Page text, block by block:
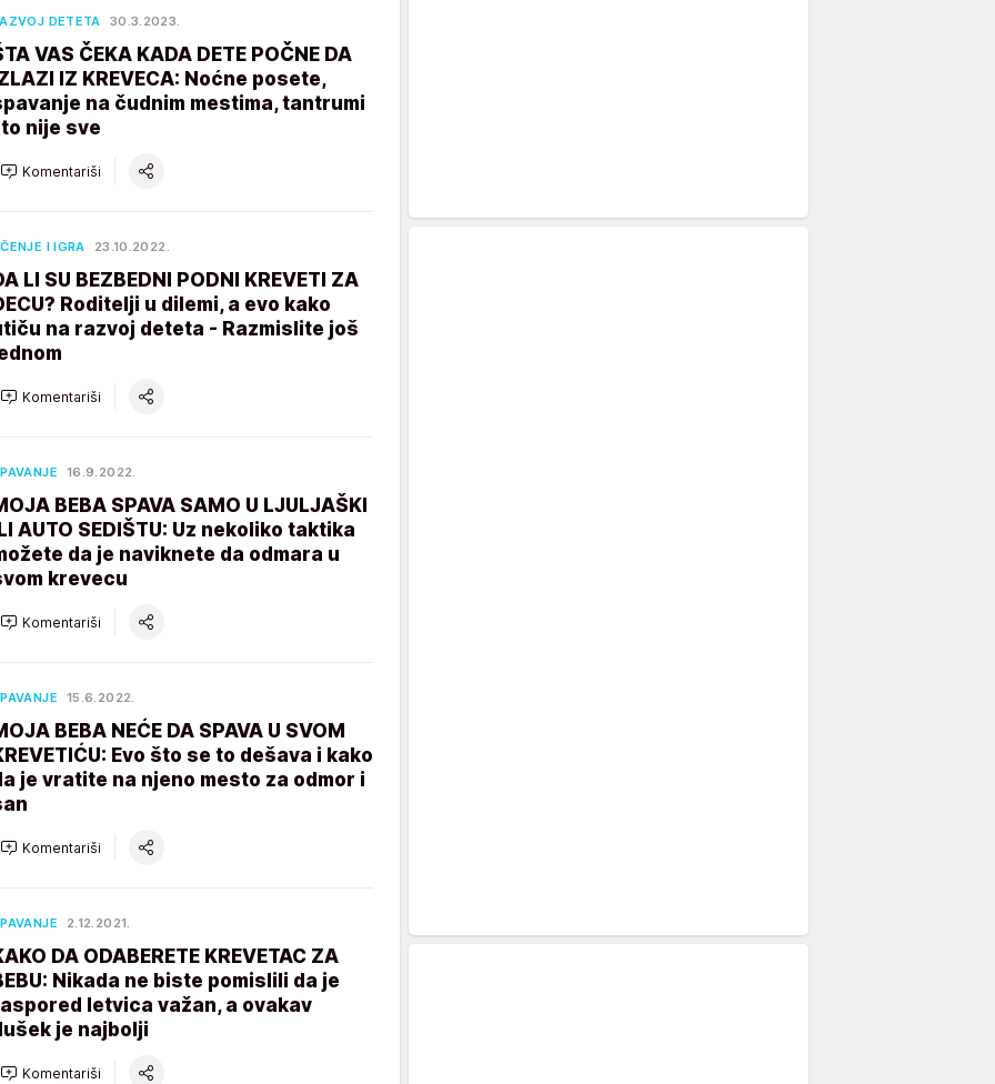
DETETA 30.3.2023.
VAS ČEKA KADA DETE POČNE DA
IZ KREVECA: Noćne posete,
na čudnim mestima, tantrumi
nije sve
Komentariši
I IGRA 23.10.2022.
LI SU BEZBEDNI PODNI KREVETI ZA
Roditelji u dilemi, a evo kako
na razvoj deteta - Razmislite još
Komentariši
16.9.2022.
BEBA SPAVA SAMO U LJULJAŠKI
AUTO SEDIŠTU: Uz nekoliko taktika
da je naviknete da odmara u
krevecu
Komentariši
15.6.2022.
BEBA NEĆE DA SPAVA U SVOM
Evo što se to dešava i kako
je vratite na njeno mesto za odmor i
Komentariši
2.12.2021.
DA ODABERETE KREVETAC ZA
Nikada ne biste pomislili da je
letvica važan, a ovakav
je najbolji
Komentariši